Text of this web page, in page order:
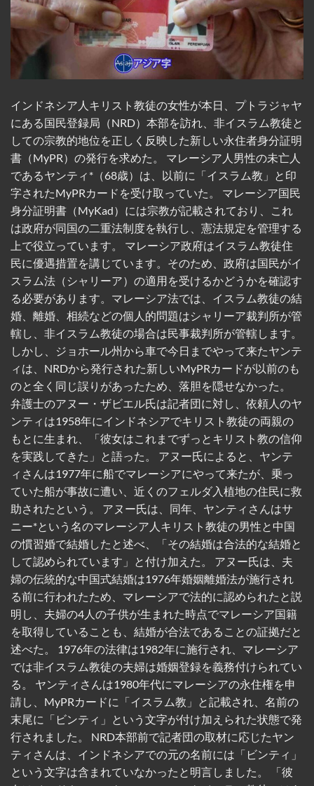
インドネシア人キリスト教徒の女性が本日、プトラジャヤ
にある国民登録局（NRD）本部を訪れ、非イスラム教徒と
しての宗教的地位を正しく反映した新しい永住者身分証明
書（MyPR）の発行を求めた。 マレーシア人男性の未亡人
であるヤンティ*（68歳）は、以前に「イスラム教」と印
字されたMyPRカードを受け取っていた。 マレーシア国民
身分証明書（MyKad）には宗教が記載されており、これ
は政府が同国の二重法制度を執行し、憲法規定を管理する
上で役立っています。 マレーシア政府はイスラム教徒住
民に優遇措置を講じています。そのため、政府は国民がイ
スラム法（シャリーア）の適用を受けるかどうかを確認す
る必要があります。マレーシア法では、イスラム教徒の結
婚、離婚、相続などの個人的問題はシャリーア裁判所が管
轄し、非イスラム教徒の場合は民事裁判所が管轄します。
しかし、ジョホール州から車で今日までやって来たヤンテ
ィは、NRDから発行された新しいMyPRカードが以前のも
のと全く同じ誤りがあったため、落胆を隠せなかった。
弁護士のアヌー・ザビエル氏は記者団に対し、依頼人のヤ
ンティは1958年にインドネシアでキリスト教徒の両親の
もとに生まれ、「彼女はこれまでずっとキリスト教の信仰
を実践してきた」と語った。 アヌー氏によると、ヤンテ
ィさんは1977年に船でマレーシアにやって来たが、乗っ
ていた船が事故に遭い、近くのフェルダ入植地の住民に救
助されたという。 アヌー氏は、同年、ヤンティさんはサ
ニー*という名のマレーシア人キリスト教徒の男性と中国
の慣習婚で結婚したと述べ、「その結婚は合法的な結婚と
して認められています」と付け加えた。 アヌー氏は、夫
婦の伝統的な中国式結婚は1976年婚姻離婚法が施行され
る前に行われたため、マレーシアで法的に認められたと説
明し、夫婦の4人の子供が生まれた時点でマレーシア国籍
を取得していることも、結婚が合法であることの証拠だと
述べた。 1976年の法律は1982年に施行され、マレーシア
では非イスラム教徒の夫婦は婚姻登録を義務付けられてい
る。 ヤンティさんは1980年代にマレーシアの永住権を申
請し、MyPRカードに「イスラム教」と記載され、名前の
末尾に「ビンティ」という文字が付け加えられた状態で発
行されました。 NRD本部前で記者団の取材に応じたヤン
ティさんは、インドネシアでの元の名前には「ビンティ」
という文字は含まれていなかったと明言しました。 「彼